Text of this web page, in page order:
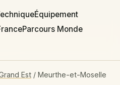
Équipement
Parcours Monde
Est / Meurthe-et-Moselle